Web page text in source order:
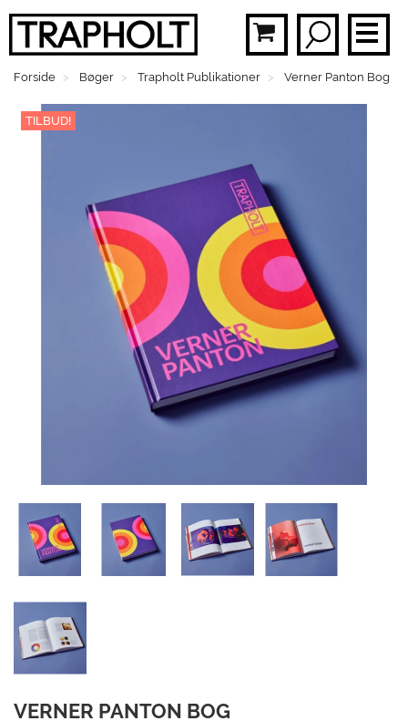
Forside Bøger Trapholt Publikationer Verner Panton Bog
TILBUD!
VERNER PANTON BOG